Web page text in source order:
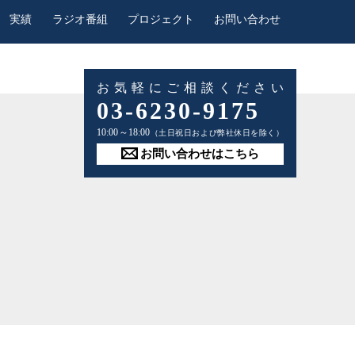
実績 ラジオ番組 プロジェクト お問い合わせ
お気軽にご相談ください
03-6230-9175
10:00～18:00 （土日祝日および弊社休日を除く）
お問い合わせはこちら